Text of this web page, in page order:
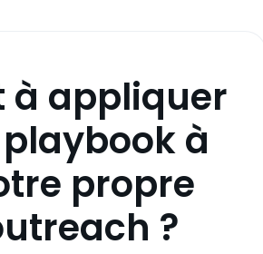
à appliquer
à
propre
?